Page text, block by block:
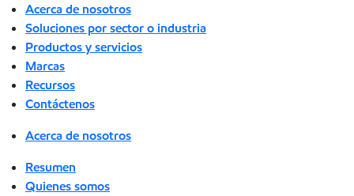
Acerca de nosotros
Soluciones por sector o industria
Productos y servicios
Marcas
Recursos
Contáctenos
Acerca de nosotros
Resumen
Quienes somos